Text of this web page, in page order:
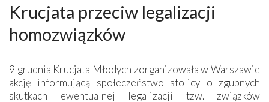
Krucjata przeciw legalizacji
homozwiązków
9 grudnia Krucjata Młodych zorganizowała w Warszawie
akcję informującą społeczeństwo stolicy o zgubnych
skutkach ewentualnej legalizacji tzw. związków